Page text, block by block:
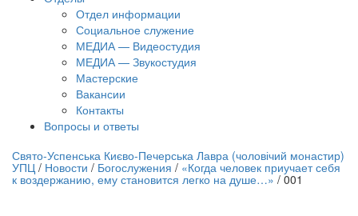
Отдел информации
Социальное служение
МЕДИА — Видеостудия
МЕДИА — Звукостудия
Мастерские
Вакансии
Контакты
Вопросы и ответы
трансляция | 12 сентября
трансляции
Свято-Успенська Києво-Печерська Лавра (чоловічий монастир)
УПЦ / Новости / Богослужения / «Когда человек приучает себя
к воздержанию, ему становится легко на душе…» / 001